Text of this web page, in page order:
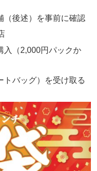
（後述）を事前に確認
入（2,000円パックか
トバッグ）を受け取る